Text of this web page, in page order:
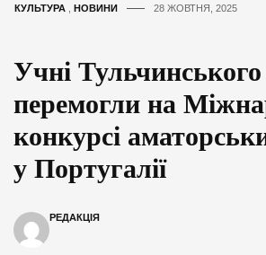
КУЛЬТУРА НОВИНИ 28 ЖОВТНЯ, 2025
Учні
перемогли на
конкурсі
у Португалії
РЕДАКЦІЯ